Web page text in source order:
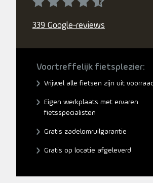
339 Google-reviews
Voortreffelijk fietsplezier:
Vrijwel alle fietsen zijn uit
Eigen werkplaats met ervaren
fietsspecialisten
Gratis zadelomruilgarantie
Gratis op locatie afgeleverd